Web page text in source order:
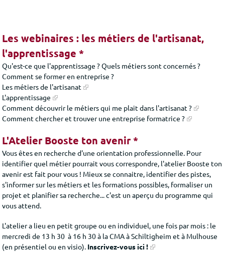
Les webinaires : les métiers de l'artisanat,
l'apprentissage *
Qu'est-ce que l'apprentissage ? Quels métiers sont concernés ?
Comment se former en entreprise ?
Les métiers de l'artisanat
L'apprentissage
Comment découvrir le métiers qui me plait dans l'artisanat ?
Comment chercher et trouver une entreprise formatrice ?
L'Atelier Booste ton avenir *
Vous êtes en recherche d'une orientation professionnelle. Pour
identifier quel métier pourrait vous correspondre, l'atelier Booste ton
avenir est fait pour vous ! Mieux se connaitre, identifier des pistes,
s'informer sur les métiers et les formations possibles, formaliser un
projet et planifier sa recherche... c'est un aperçu du programme qui
vous attend.
L'atelier a lieu en petit groupe ou en individuel, une fois par mois : le
mercredi de 13 h 30 à 16 h 30 à la CMA à Schiltigheim et à Mulhouse
(en présentiel ou en visio). Inscrivez-vous ici !